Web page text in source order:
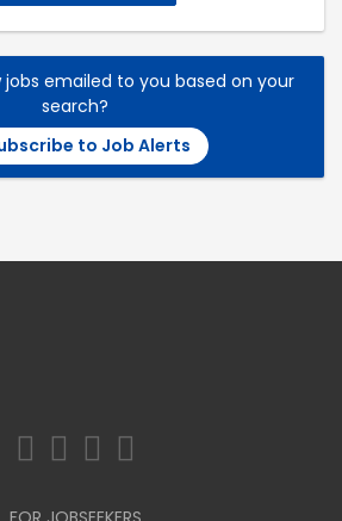
emailed to you based on your
search?
to Job Alerts